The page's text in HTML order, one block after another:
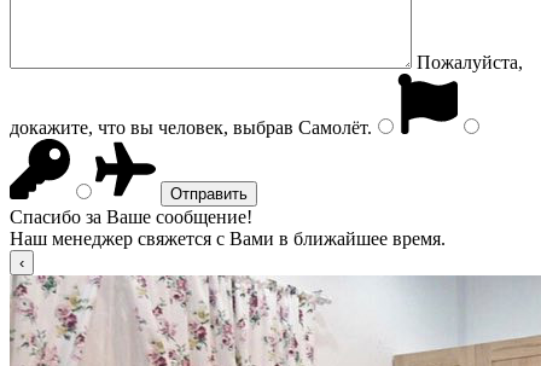
Пожалуйста,
докажите, что вы человек, выбрав Самолёт.
Спасибо за Ваше сообщение!
Наш менеджер свяжется с Вами в ближайшее время.